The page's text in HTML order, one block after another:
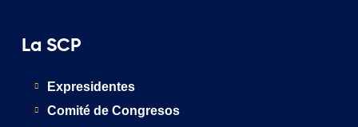
La SCP
Expresidentes
Comité de Congresos